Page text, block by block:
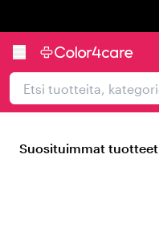
Suosituimmat tuotteet